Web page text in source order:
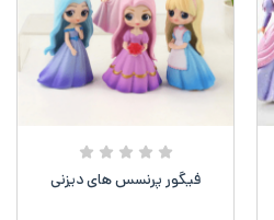
فیگور پرنسس های دیزنی